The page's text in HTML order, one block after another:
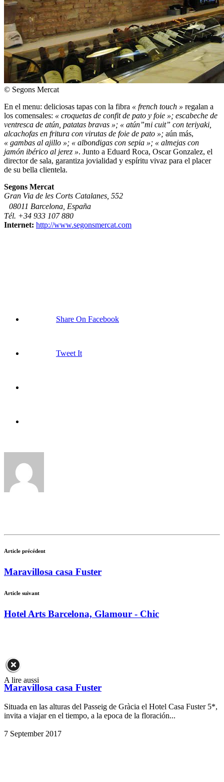
© Segons Mercat
En el menu: deliciosas tapas con la fibra « french touch » regalan a
los comensales: « croquetas de confit de pato y foie »; escabeche de
ventresca de atún, patatas bravas »; « atún”mi cuit” con teriyaki,
alcachofas en fritura con virutas de foie de pato »; aún más,
« gambas al ajillo »; « albondigas con sepia »; « almejas con
jamón ibérico al jerez ». Junto a Eduard Roca, Oscar Gonzalez, el
director de sala, garantiza jovialidad y espíritu vivaz para el placer
de su bella clientela.
Segons Mercat
Gran Via de les Corts Catalanes, 552
08011 Barcelona, España
Tél. +34 933 107 880
Internet: http://www.segonsmercat.com
Share On Facebook
Tweet It
Article précédent
Maravillosa casa Fuster
Article suivant
Hotel Arts Barcelona, Glamour - Chic
A lire aussi
Maravillosa casa Fuster
Situada en las alturas del Passeig de Gràcia el Hotel Casa Fuster 5*,
invita a viajar en el tiempo, a la epoca de la floración...
7 September 2017